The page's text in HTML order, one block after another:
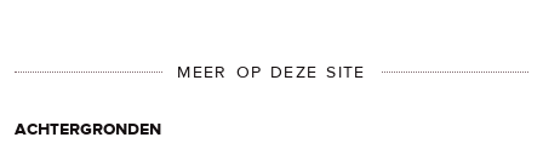
MEER OP DEZE SITE
achtergronden